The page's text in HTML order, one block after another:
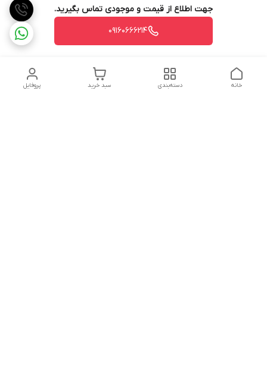
جهت اطلاع از قیمت و موجودی تماس بگیرید.
09160666214
پروفایل سبد خرید دسته‌بندی خانه